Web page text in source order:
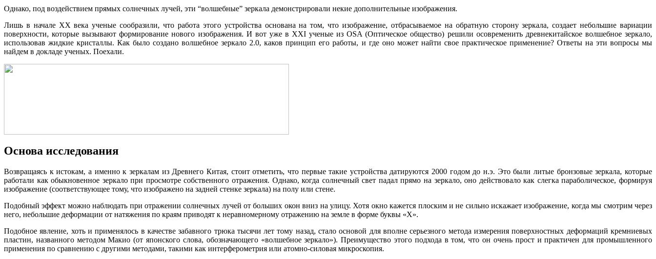
Презентации по направлениям
Инжиниринг
Консалтинг
Металлообработка
Моделирование
Разработки
Однако, под воздействием прямых солнечных лучей, эти “волшебные” зеркала демонстрировали некие дополнительные изображения.
Лишь в начале XX века ученые сообразили, что работа этого устройства основана на том, что изображение, отбрасываемое на обратную сторону зеркала, создает небольшие вариации
поверхности, которые вызывают формирование нового изображения. И вот уже в XXI ученые из OSA (Оптическое общество) решили осовременить древнекитайское волшебное зеркало,
использовав жидкие кристаллы. Как было создано волшебное зеркало 2.0, каков принцип его работы, и где оно может найти свое практическое применение? Ответы на эти вопросы мы
найдем в докладе ученых. Поехали.
Основа исследования
Возвращаясь к истокам, а именно к зеркалам из Древнего Китая, стоит отметить, что первые такие устройства датируются 2000 годом до н.э. Это были литые бронзовые зеркала, которые
работали как обыкновенное зеркало при просмотре собственного отражения. Однако, когда солнечный свет падал прямо на зеркало, оно действовало как слегка параболическое, формируя
изображение (соответствующее тому, что изображено на задней стенке зеркала) на полу или стене.
Подобный эффект можно наблюдать при отражении солнечных лучей от больших окон вниз на улицу. Хотя окно кажется плоским и не сильно искажает изображение, когда мы смотрим через
него, небольшие деформации от натяжения по краям приводят к неравномерному отражению на земле в форме буквы «X».
Подобное явление, хоть и применялось в качестве забавного трюка тысячи лет тому назад, стало основой для вполне серьезного метода измерения поверхностных деформаций кремниевых
пластин, названного методом Макио (от японского слова, обозначающего «волшебное зеркало»). Преимущество этого подхода в том, что он очень прост и практичен для промышленного
применения по сравнению с другими методами, такими как интерферометрия или атомно-силовая микроскопия.